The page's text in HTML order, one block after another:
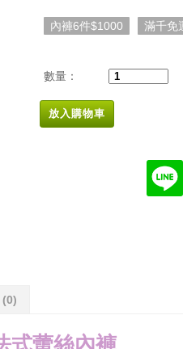
內褲6件$1000 滿千免
數量：
放入購物車
(0)